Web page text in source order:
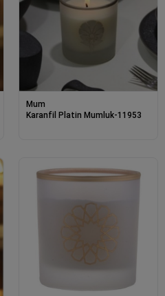
Mum
Karanfil Platin Mumluk-11953